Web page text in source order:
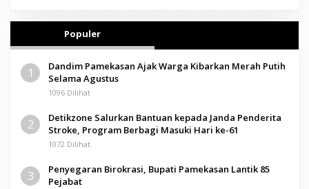
Populer
1
Dandim Pamekasan Ajak Warga Kibarkan Merah Putih
Selama Agustus
1096 Dilihat
2
Detikzone Salurkan Bantuan kepada Janda Penderita
Stroke, Program Berbagi Masuki Hari ke-61
1072 Dilihat
3
Penyegaran Birokrasi, Bupati Pamekasan Lantik 85
Pejabat